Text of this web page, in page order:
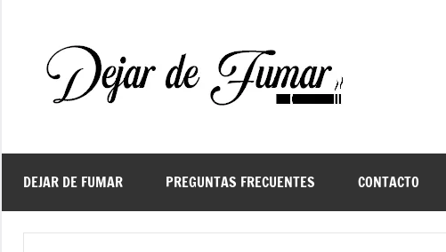
contenido
de
de
fumar
DEJAR DE FUMAR PREGUNTAS FRECUENTES CONTACTO